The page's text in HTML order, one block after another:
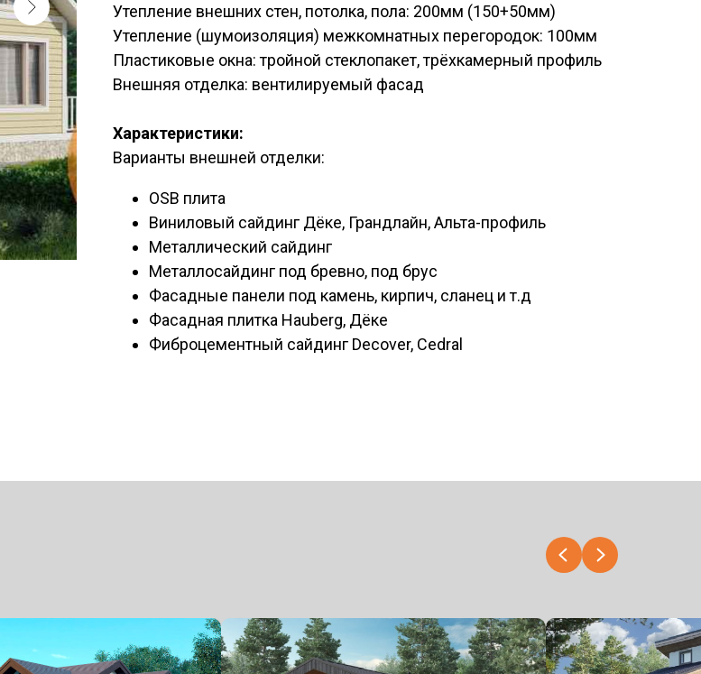
Утепление внешних стен, потолка, пола: 200мм (150+50мм)
Утепление (шумоизоляция) межкомнатных перегородок: 100мм
Пластиковые окна: тройной стеклопакет, трёхкамерный профиль
Внешняя отделка: вентилируемый фасад
Характеристики:
Варианты внешней отделки:
OSB плита
Виниловый сайдинг Дёке, Грандлайн, Альта-профиль
Металлический сайдинг
Металлосайдинг под бревно, под брус
Фасадные панели под камень, кирпич, сланец и т.д
Фасадная плитка Hauberg, Дёке
Фиброцементный сайдинг Decover, Cedral